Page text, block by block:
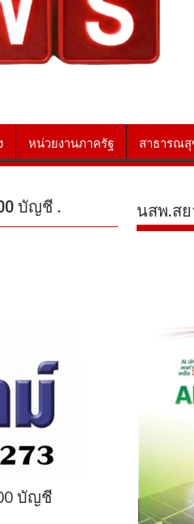
หน่วยงานภาครัฐ สาธารณสุ
บัญชี .
บัญชี
นสพ.ส